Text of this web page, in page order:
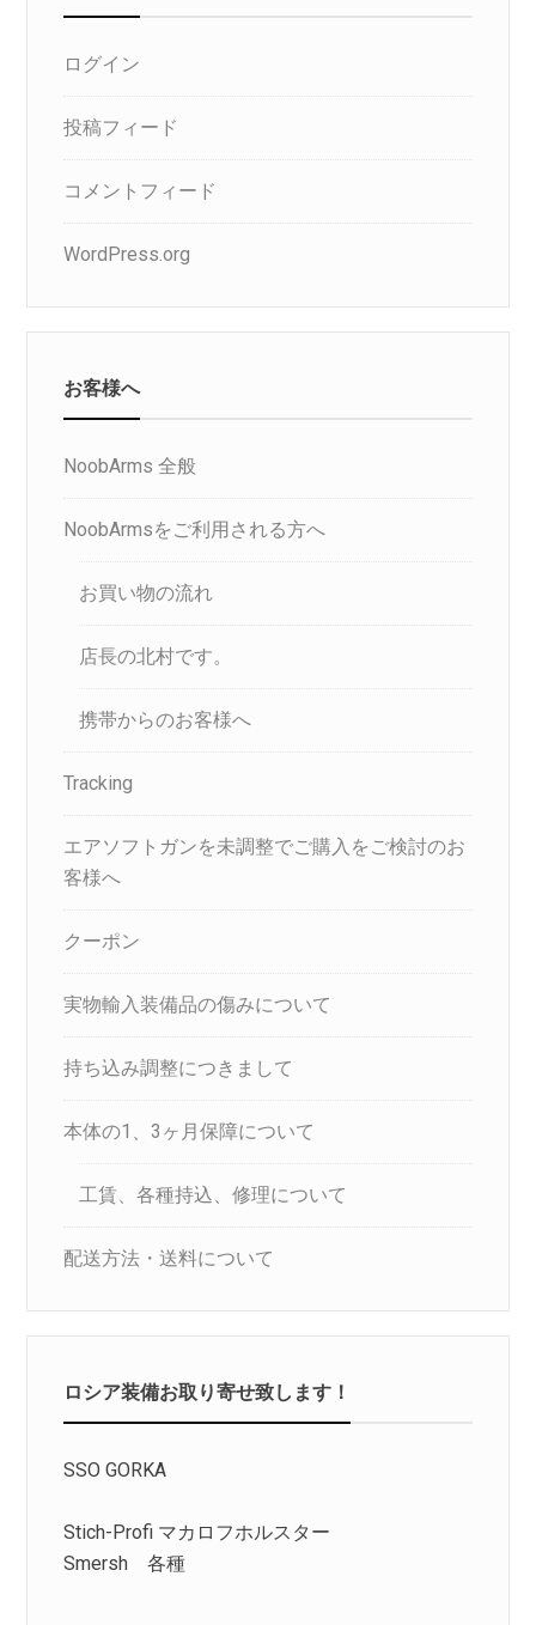
ログイン
投稿フィード
コメントフィード
WordPress.org
お客様へ
NoobArms 全般
NoobArmsをご利用される方へ
お買い物の流れ
店長の北村です。
携帯からのお客様へ
Tracking
エアソフトガンを未調整でご購入をご検討のお
客様へ
クーポン
実物輸入装備品の傷みについて
持ち込み調整につきまして
本体の1、3ヶ月保障について
工賃、各種持込、修理について
配送方法・送料について
ロシア装備お取り寄せ致します！
SSO GORKA
Stich-Profi マカロフホルスター
Smersh 各種